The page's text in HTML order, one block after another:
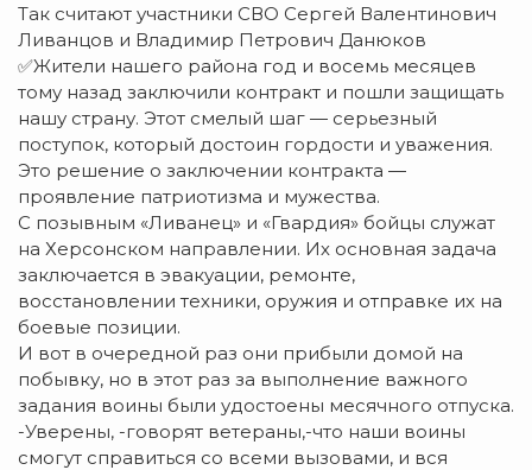
Так считают участники СВО Сергей Валентинович
Ливанцов и Владимир Петрович Данюков
✅Жители нашего района год и восемь месяцев
тому назад заключили контракт и пошли защищать
нашу страну. Этот смелый шаг — серьезный
поступок, который достоин гордости и уважения.
Это решение о заключении контракта —
проявление патриотизма и мужества.
С позывным «Ливанец» и «Гвардия» бойцы служат
на Херсонском направлении. Их основная задача
заключается в эвакуации, ремонте,
восстановлении техники, оружия и отправке их на
боевые позиции.
И вот в очередной раз они прибыли домой на
побывку, но в этот раз за выполнение важного
задания воины были удостоены месячного отпуска.
-Уверены, -говорят ветераны,-что наши воины
смогут справиться со всеми вызовами, и вся